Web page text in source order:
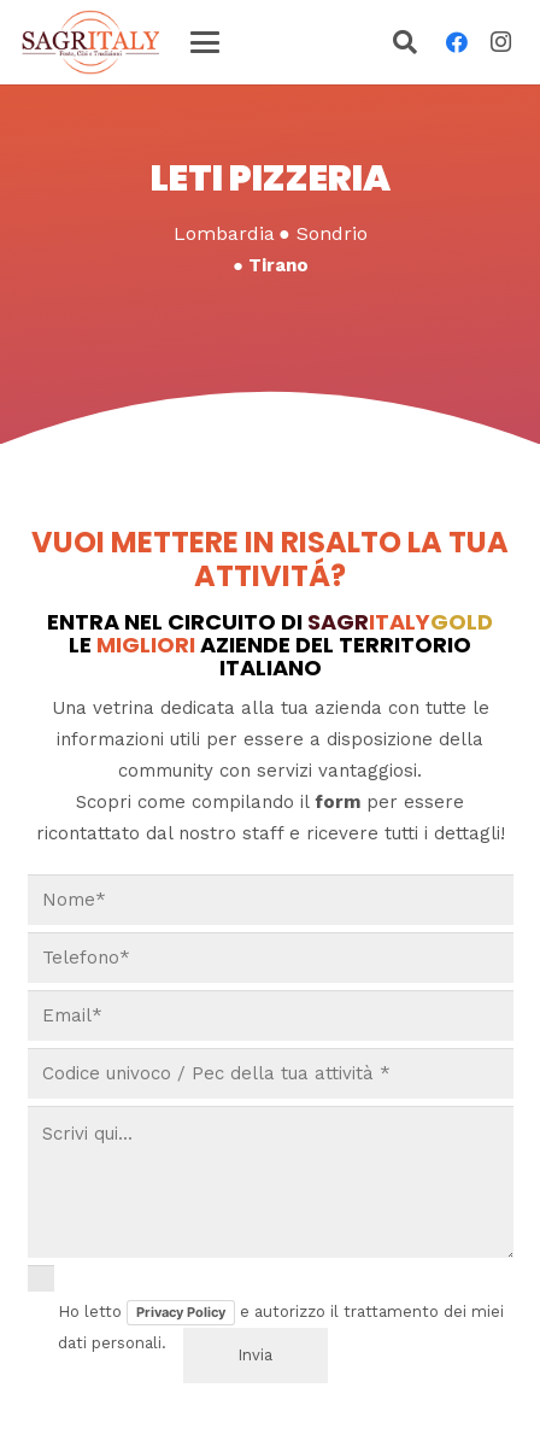
LETI PIZZERIA
Lombardia ● Sondrio
● Tirano
VUOI METTERE IN RISALTO LA TUA
ATTIVITÁ?
ENTRA NEL CIRCUITO DI SAGRITALYGOLD
LE MIGLIORIAZIENDE DEL TERRITORIO
ITALIANO
Una vetrina dedicata alla tua azienda con tutte le
informazioni utili per essere a disposizione della
community con servizi vantaggiosi.
Scopri come compilando il form per essere
ricontattato dal nostro staff e ricevere tutti i dettagli!
Ho letto Privacy Policy
e autorizzo il trattamento dei miei
dati personali.